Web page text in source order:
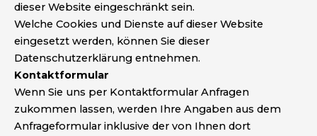
dieser Website eingeschränkt sein.
Welche Cookies und Dienste auf dieser Website
eingesetzt werden, können Sie dieser
Datenschutzerklärung entnehmen.
Kontaktformular
Wenn Sie uns per Kontaktformular Anfragen
zukommen lassen, werden Ihre Angaben aus dem
Anfrageformular inklusive der von Ihnen dort